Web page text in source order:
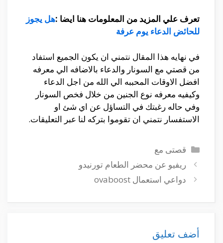
تعرف علي المزيد من المعلومات هنا ايضا :هل يجوز
للحائض الدعاء يوم عرفة
في نهايه هذا المقال نتمني ان يكون الجميع استفاد
من قصتي مع السونار والدعاء بالاضافه الي معرفه
افضل الاوقات المحببه الي الله من اجل الدعاء
وكيفيه معرفه نوع الجنين من خلال فخص السونار
وفي حاله رغبتك في التساؤل عن اي شئ او
الاستفسار نتمني ان تقوموا بتركه لنا عبر التعليقات.
التصنيفات
قصتى مع
ريفيو عن محضر الطعام تورنيدو
دواعي استعمال ovaboost
أضف تعليق